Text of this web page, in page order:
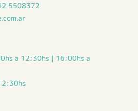
5508372
a 12:30hs | 16:00hs a